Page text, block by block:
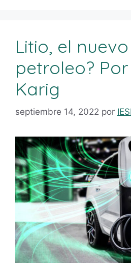
Litio, el nuevo
petroleo?
Karig
septiembre 14, 2022 por